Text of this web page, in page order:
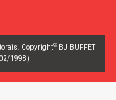
Copyright© BJ BUFFET
1998)